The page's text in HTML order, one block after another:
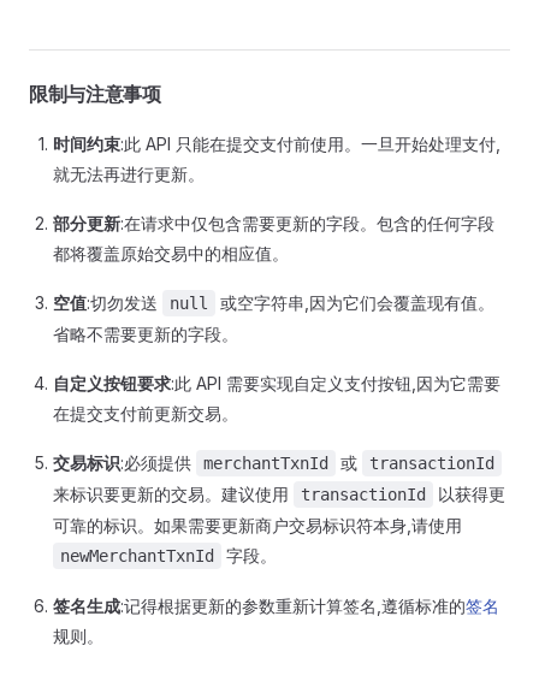
限制与注意事项
时间约束:此 API 只能在提交支付前使用。一旦开始处理支付,
就无法再进行更新。
部分更新:在请求中仅包含需要更新的字段。包含的任何字段
都将覆盖原始交易中的相应值。
空值:切勿发送 null
或空字符串,因为它们会覆盖现有值。
省略不需要更新的字段。
自定义按钮要求:此 API 需要实现自定义支付按钮,因为它需要
在提交支付前更新交易。
交易标识:必须提供 merchantTxnId 或 transactionId
来标识要更新的交易。建议使用 transactionId
以获得更
可靠的标识。如果需要更新商户交易标识符本身,请使用
newMerchantTxnId 字段。
签名生成:记得根据更新的参数重新计算签名,遵循标准的签名
规则。